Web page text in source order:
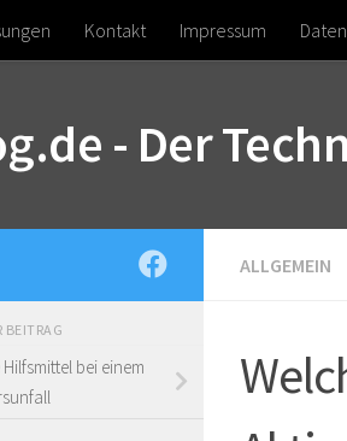
Kontakt Impressum
- Der
ALLGEMEIN
BEITRAG
bei einem